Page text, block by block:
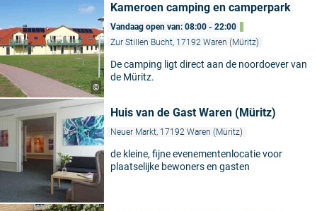
©
Kameroen camping en camperpark
Vandaag open van: 08:00 - 22:00
Zur Stillen Bucht, 17192 Waren (Müritz)
De camping ligt direct aan de noordoever van
de Müritz.
Huis van de Gast Waren (Müritz)
Neuer Markt, 17192 Waren (Müritz)
de kleine, fijne evenementenlocatie voor
plaatselijke bewoners en gasten